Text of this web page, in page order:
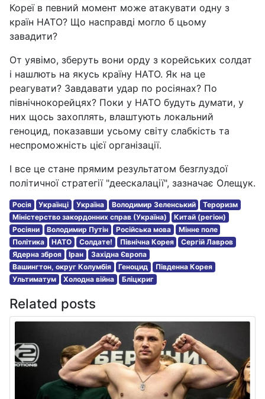
Кореї в певний момент може атакувати одну з
країн НАТО? Що насправді могло б цьому
завадити?
От уявімо, зберуть вони орду з корейських солдат
і нашлють на якусь країну НАТО. Як на це
реагувати? Завдавати удар по росіянах? По
північнокорейцях? Поки у НАТО будуть думати, у
них щось захоплять, влаштують локальний
геноцид, показавши усьому світу слабкість та
неспроможність цієї організації.
І все це стане прямим результатом безглуздої
політичної стратегії "деескалації", зазначає Олещук.
Росія Українці Україна Володимир Зеленський
Тероризм
Міністерство закордонних справ (Україна)
Китай (регіон)
Росіяни
Володимир Путін Російська мова
Мінне поле
Політика
НАТО Солдате! Північна Корея
Сергій Лавров
Ядерна зброя
Іран
Західна Європа
Вашингтон, округ Колумбія
Геноцид
Південна Корея
Ультиматум
Холодна війна Бліцкриг
Related posts